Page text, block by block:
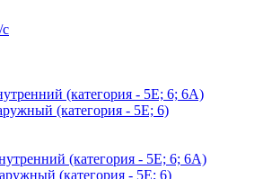
(категория - 5Е; 6; 6А)
(категория - 5Е; 6)
(категория - 5Е; 6; 6А)
(категория - 5Е; 6)